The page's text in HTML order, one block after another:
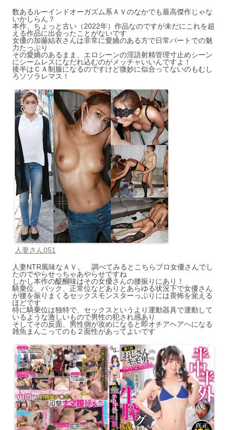
数あるルーインドオーガズム系ＡＶのなかでも最高傑作じゃな
いかしらん？
本作、ちょっと古い（2022年）作品なのですが未だにこれを超
える作品に出会ったことがないです
女優の加藤結衣さんは非常に愛嬌のある方で日常パートでの魅
力たっぷり
その愛嬌のあるまま、エロシーンの淫語射精管理寸止めシーン
にシームレスになだれ込むのがメッチャいいんですよ！
後半はＣＡ制服になるのですけど微妙に似合ってないのもむし
ろソソラレマス！
人妻さん051
人妻NTR風味なＡＶ。 調べてみるとこちらプロ女優さんでし
たのでやらせっちゃあやらせですね
しかし本作の醍醐味はその女優さんの腰振りにあり！
騎乗位、バック、正常位などありとあらゆる状況下で女優さん
が腰を振りまくるセックスモンスターっぷりには畏怖を覚える
ほどです
特に騎乗位は独特で、セックスというより運動器具で運動して
いるような激しいもので男性の犯され感あり
そしてその反面、男性側が攻めになると即オチアヘアヘになる
雑魚まんこってのも２面性があってよいです